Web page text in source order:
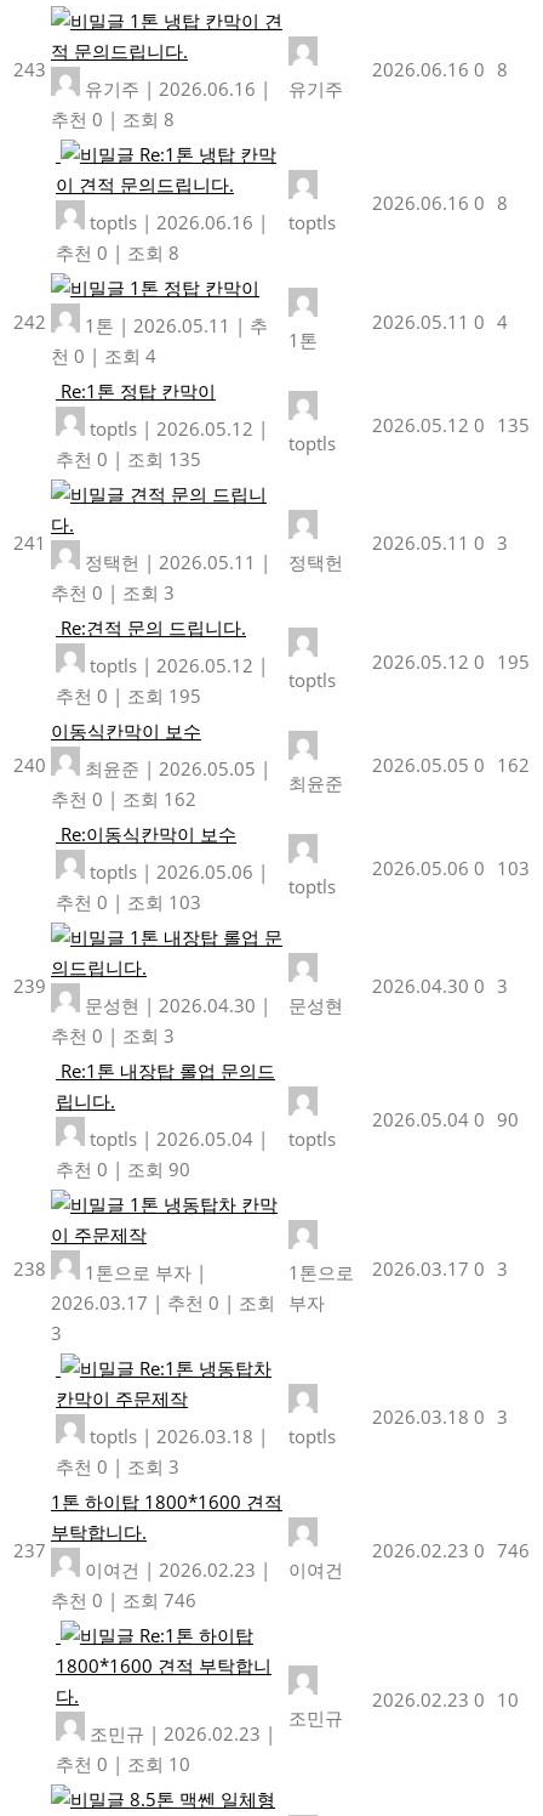
243
1톤 냉탑 칸막이 견
적 문의드립니다.
유기주 | 2026.06.16 |
추천 0 | 조회 8
유기주
2026.06.16 0 8
Re:1톤 냉탑 칸막
이 견적 문의드립니다.
toptls | 2026.06.16 |
추천 0 | 조회 8
toptls
2026.06.16 0 8
242
1톤 정탑 칸막이
1톤 | 2026.05.11 | 추
천 0 | 조회 4
1톤
2026.05.11 0 4
Re:1톤 정탑 칸막이
toptls | 2026.05.12 |
추천 0 | 조회 135
toptls
2026.05.12 0 135
241
견적 문의 드립니
다.
정택헌 | 2026.05.11 |
추천 0 | 조회 3
정택헌
2026.05.11 0 3
Re:견적 문의 드립니다.
toptls | 2026.05.12 |
추천 0 | 조회 195
toptls
2026.05.12 0 195
240
이동식칸막이 보수
최윤준 | 2026.05.05 |
추천 0 | 조회 162
최윤준
2026.05.05 0 162
Re:이동식칸막이 보수
toptls | 2026.05.06 |
추천 0 | 조회 103
toptls
2026.05.06 0 103
239
1톤 내장탑 롤업 문
의드립니다.
문성현 | 2026.04.30 |
추천 0 | 조회 3
문성현
2026.04.30 0 3
Re:1톤 내장탑 롤업 문의드
립니다.
toptls | 2026.05.04 |
추천 0 | 조회 90
toptls
2026.05.04 0 90
238
1톤 냉동탑차 칸막
이 주문제작
1톤으로 부자 |
2026.03.17 | 추천 0 | 조회
3
1톤으로
부자
2026.03.17 0 3
Re:1톤 냉동탑차
칸막이 주문제작
toptls | 2026.03.18 |
추천 0 | 조회 3
toptls
2026.03.18 0 3
237
1톤 하이탑 1800*1600 견적
부탁합니다.
이여건 | 2026.02.23 |
추천 0 | 조회 746
이여건
2026.02.23 0 746
Re:1톤 하이탑
1800*1600 견적 부탁합니
다.
조민규 | 2026.02.23 |
추천 0 | 조회 10
조민규
2026.02.23 0 10
8.5톤 맥쎈 일체형